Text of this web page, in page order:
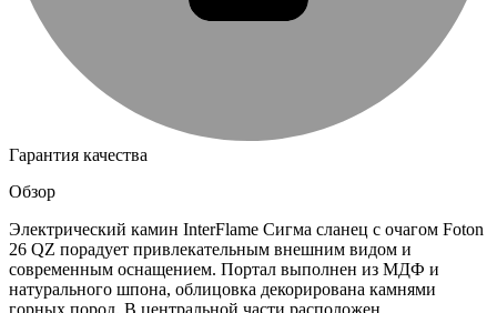
Гарантия качества
Обзор
Электрический камин InterFlame Сигма сланец с очагом Foton
26 QZ порадует привлекательным внешним видом и
современным оснащением. Портал выполнен из МДФ и
натурального шпона, облицовка декорирована камнями
горных пород. В центральной части расположен